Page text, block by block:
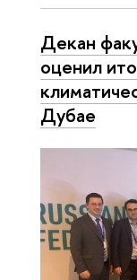
Декан
оценил
Дубае